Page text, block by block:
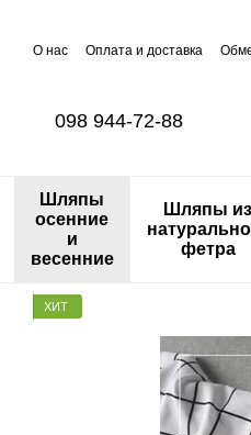
О нас Оплата и доставка
098 944-72-88
Шляпы
осенние
и
весенние
Шляпы из
фетра
ХИТ